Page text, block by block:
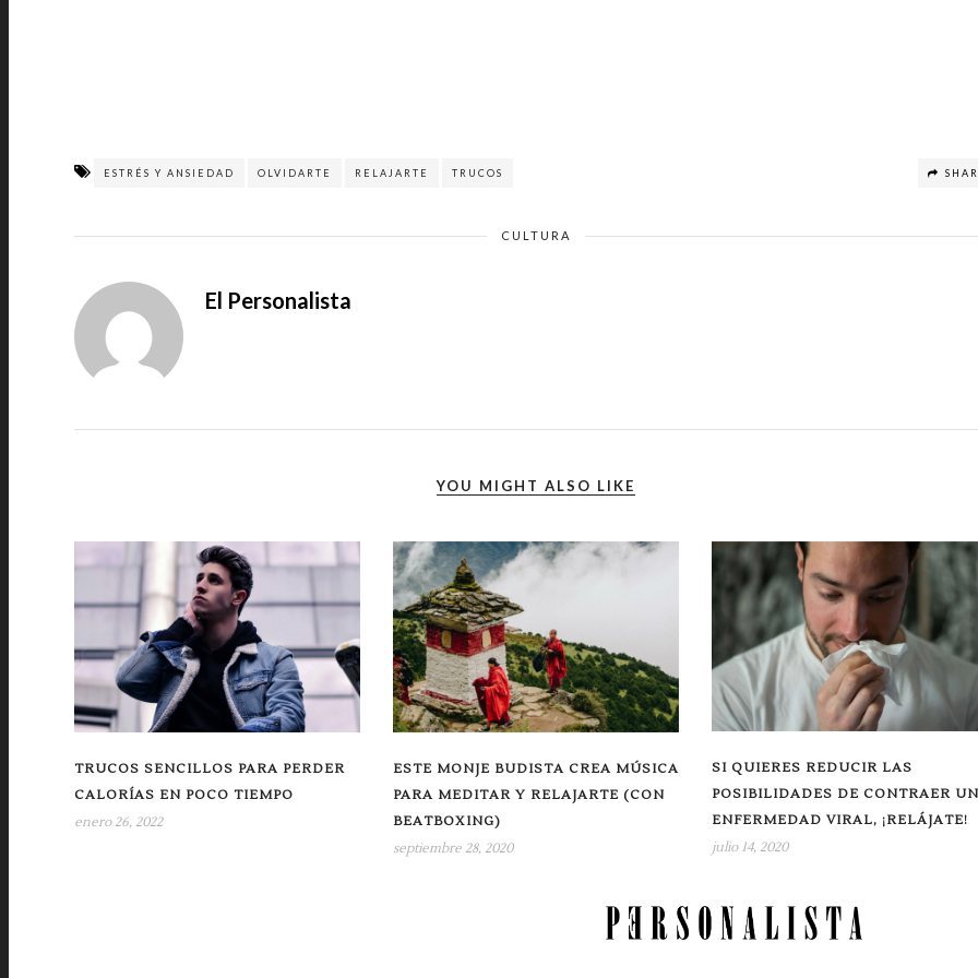
ESTRÉS Y ANSIEDAD OLVIDARTE RELAJARTE TRUCOS
CULTURA
El Personalista
YOU MIGHT ALSO LIKE
TRUCOS SENCILLOS PARA PERDER
CALORÍAS EN POCO TIEMPO
enero 26, 2022
ESTE MONJE BUDISTA CREA MÚSICA
PARA MEDITAR Y RELAJARTE (CON
BEATBOXING)
septiembre 28, 2020
SI QUIERES REDUCIR LAS
POSIBILIDADES DE CONTRAER
ENFERMEDAD VIRAL, ¡RELÁJATE!
julio 14, 2020